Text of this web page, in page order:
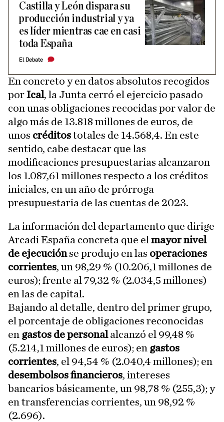
Castilla y León dispara su
producción industrial y ya
es líder mientras cae en casi
toda España
El Debate
En concreto y en datos absolutos recogidos
porIcal, la Junta cerró el ejercicio pasado
con unas obligaciones recocidas por valor de
algo más de 13.818 millones de euros, de
unos créditostotales de 14.568,4. En este
sentido, cabe destacar que las
modificaciones presupuestarias alcanzaron
los 1.087,61 millones respecto a los créditos
iniciales, en un año de prórroga
presupuestaria de las cuentas de 2023.
La información del departamento que dirige
Arcadi España concreta que el mayor nivel
de ejecuciónse produjo en las operaciones
corrientes, un 98,29 % (10.206,1 millones de
euros); frente al 79,32 % (2.034,5 millones)
en las de capital.
Bajando al detalle, dentro del primer grupo,
el porcentaje de obligaciones reconocidas
en gastos de personalalcanzó el 99,48 %
(5.214,1 millones de euros); en gastos
corrientes, el 94,54 % (2.040,4 millones); en
desembolsos financieros, intereses
bancarios básicamente, un 98,78 % (255,3); y
en transferencias corrientes, un 98,92 %
(2.696).